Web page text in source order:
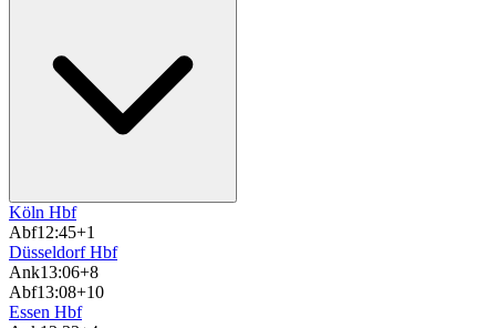
Köln Hbf
Abf12:45+1
Düsseldorf Hbf
Ank13:06+8
Abf13:08+10
Essen Hbf